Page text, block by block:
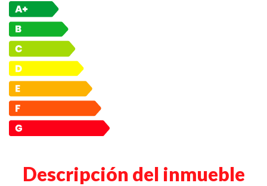
Descripción del inmueble